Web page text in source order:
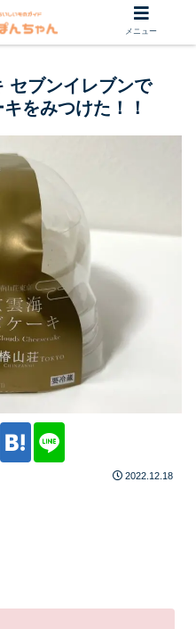
セブンイレブンで
をみつけた！！
2022.12.18
メニュー